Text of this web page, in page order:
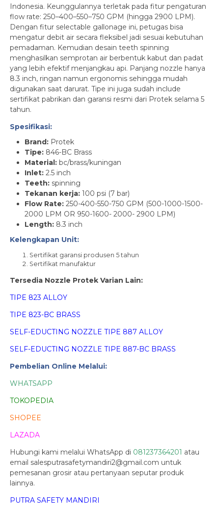
Indonesia. Keunggulannya terletak pada fitur pengaturan
flow rate: 250–400–550–750 GPM (hingga 2900 LPM).
Dengan fitur selectable gallonage ini, petugas bisa
mengatur debit air secara fleksibel jadi sesuai kebutuhan
pemadaman. Kemudian desain teeth spinning
menghasilkan semprotan air berbentuk kabut dan padat
yang lebih efektif menjangkau api. Panjang nozzle hanya
8.3 inch, ringan namun ergonomis sehingga mudah
digunakan saat darurat. Tipe ini juga sudah include
sertifikat pabrikan dan garansi resmi dari Protek selama 5
tahun.
Spesifikasi:
Brand: Protek
Tipe: 846-BC Brass
Material: bc/brass/kuningan
Inlet: 2.5 inch
Teeth: spinning
Tekanan kerja: 100 psi (7 bar)
Flow Rate: 250-400-550-750 GPM (500-1000-1500-
2000 LPM OR 950-1600- 2000- 2900 LPM)
Length: 8.3 inch
Kelengkapan Unit:
Sertifikat garansi produsen 5 tahun
Sertifikat manufaktur
Tersedia Nozzle Protek Varian Lain:
TIPE 823 ALLOY
TIPE 823-BC BRASS
SELF-EDUCTING NOZZLE TIPE 887 ALLOY
SELF-EDUCTING NOZZLE TIPE 887-BC BRASS
Pembelian Online Melalui:
WHATSAPP
TOKOPEDIA
SHOPEE
LAZADA
Hubungi kami melalui WhatsApp di 081237364201 atau
email salesputrasafetymandiri2@gmail.com untuk
pemesanan grosir atau pertanyaan seputar produk
lainnya.
PUTRA SAFETY MANDIRI